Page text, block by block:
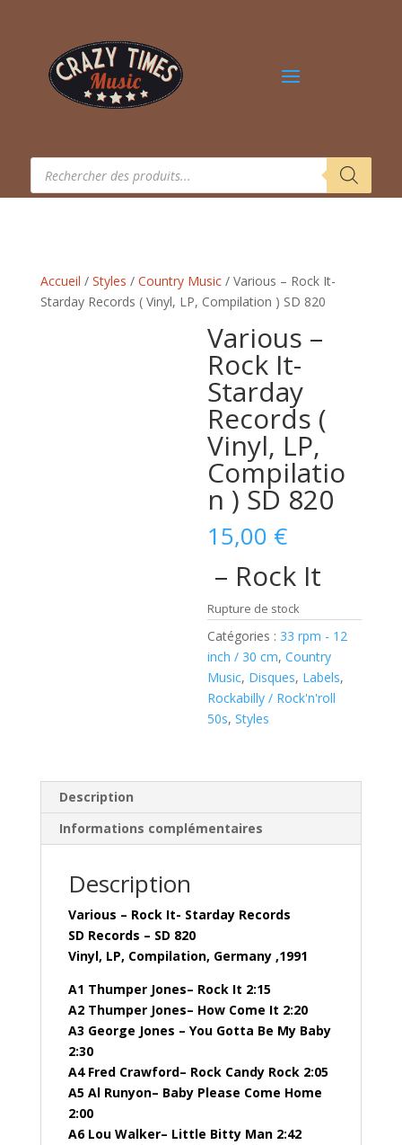
Recherche
produits
Accueil / Styles / Country Music/ Various – Rock It-
Starday Records ( Vinyl, LP, Compilation ) SD 820
Various –
Rock It-
Starday
Records (
Vinyl, LP,
Compilatio
n ) SD 820
15,00 €
– Rock It
Rupture de stock
Catégories : 33 rpm - 12
inch / 30 cm,Country
Music, Disques, Labels,
Rockabilly / Rock'n'roll
50s,Styles
Description
Informations complémentaires
Description
Various – Rock It- Starday Records
SD Records – SD 820
Vinyl, LP, Compilation, Germany ,1991
A1 Thumper Jones– Rock It 2:15
A2 Thumper Jones– How Come It 2:20
A3 George Jones – You Gotta Be My Baby
2:30
A4 Fred Crawford– Rock Candy Rock 2:05
A5 Al Runyon– Baby Please Come Home
2:00
A6 Lou Walker– Little Bitty Man 2:42